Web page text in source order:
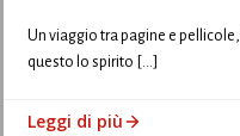
Un viaggio tra pagine e
questo lo spirito […]
Leggi di più